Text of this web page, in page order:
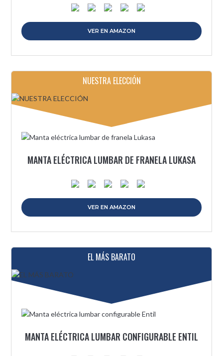
VER EN AMAZON
NUESTRA ELECCIÓN
MANTA ELÉCTRICA LUMBAR DE FRANELA LUKASA
VER EN AMAZON
EL MÁS BARATO
MANTA ELÉCTRICA LUMBAR CONFIGURABLE ENTIL